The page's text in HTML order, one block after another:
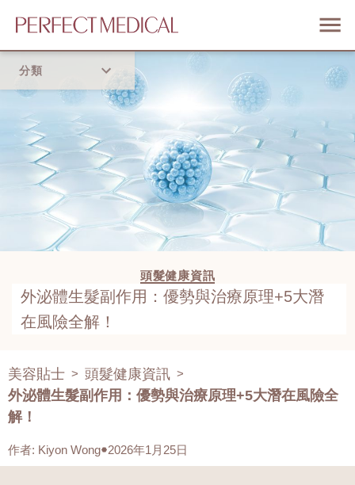
分類
流行趨勢
頭髮健康資訊
外泌體生髮副作用：優勢與治療原理+5大潛
在風險全解！
美容貼士 > 頭髮健康資訊 >
外泌體生髮副作用：優勢與治療原理+5大潛在風險全
解！
作者: Kiyon Wong 2026年1月25日